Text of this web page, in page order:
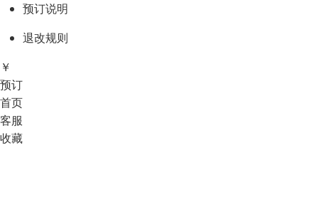
预订说明
退改规则
￥
预订
首页
客服
收藏